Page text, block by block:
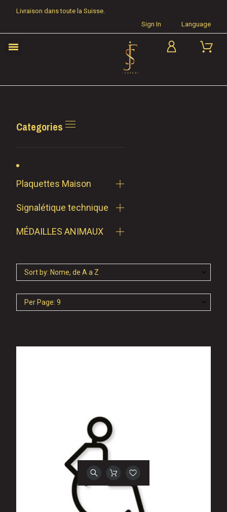
Livraison dans toute la Suisse.
Sign In
Language
Categories
Plaquettes Maison
Signalétique technique
MÉDAILLES ANIMAUX
Sort by: Nome, de A a Z
Per Page: 9